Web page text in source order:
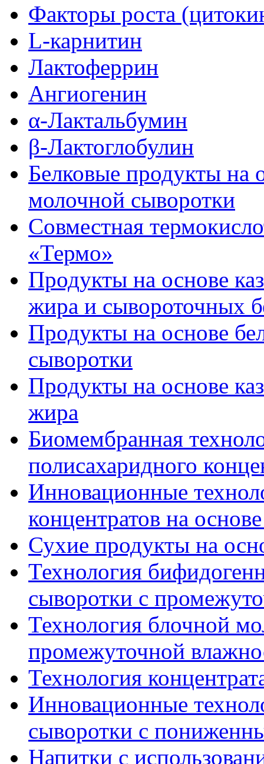
Факторы роста
L-карнитин
Лактоферрин
Ангиогенин
α-Лактальбумин
β-Лактоглобулин
Белковые продукты на
молочной сыворотки
Совместная
«Термо»
Продукты на основе
жира и сывороточных
Продукты на основе
сыворотки
Продукты на основе
жира
Биомембранная
полисахаридного
Инновационные
концентратов на
Сухие продукты на
Технология
сыворотки с
Технология блочной
промежуточной
Технология
Инновационные
сыворотки с
Напитки с